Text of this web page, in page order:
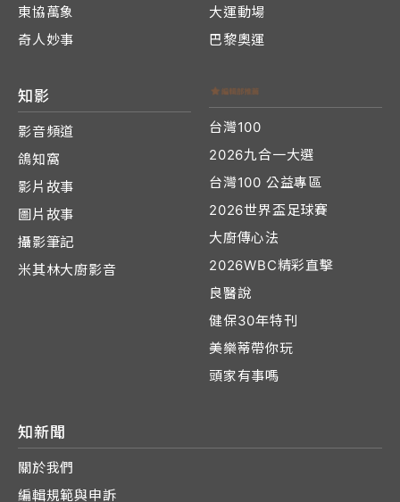
東協萬象
奇人妙事
大運動場
巴黎奧運
知影
影音頻道
鴿知窩
影片故事
圖片故事
攝影筆記
米其林大廚影音
台灣100
2026九合一大選
台灣100 公益專區
2026世界盃足球賽
大廚傳心法
2026WBC精彩直擊
良醫說
健保30年特刊
美樂蒂帶你玩
頭家有事嗎
知新聞
關於我們
編輯規範與申訴